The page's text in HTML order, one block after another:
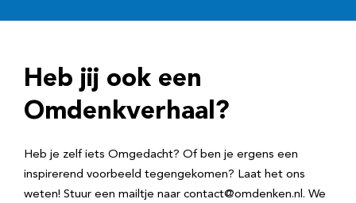
r
e
Heb jij ook een
Omdenkverhaal?
Heb je zelf iets Omgedacht? Of ben je ergens een
inspirerend voorbeeld tegengekomen? Laat het ons
weten! Stuur een mailtje naar contact@omdenken.nl. We